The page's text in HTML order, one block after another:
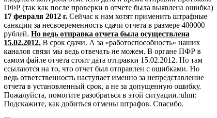
ПФР (так как после проверки в отчете была выявлена ошибка)
17 февраля 2012 г. Сейчас к нам хотят применить штрафные
санкции за несвоеременность сдачи отчета в размере 400000
рублей. Но ведь отправка отчета была осуществлена
15.02.2012. В срок сдачи. А за «работоспособность» наших
каналов связи мы ведь отвечать не можем. В органе ПФР в
самом файле отчета стоит дата отправки 15.02.2012. Но там
ссылаются на то, что отчет был отправлен с ошибками. Но
ведь ответственность наступает именно за непредставление
отчета в установленный срок, а не за допущенную ошибку.
Пожалуйста, помогите разобраться в этой ситуации.:uhm:
Подскажите, как добиться отмены штрафов. Спасибо.